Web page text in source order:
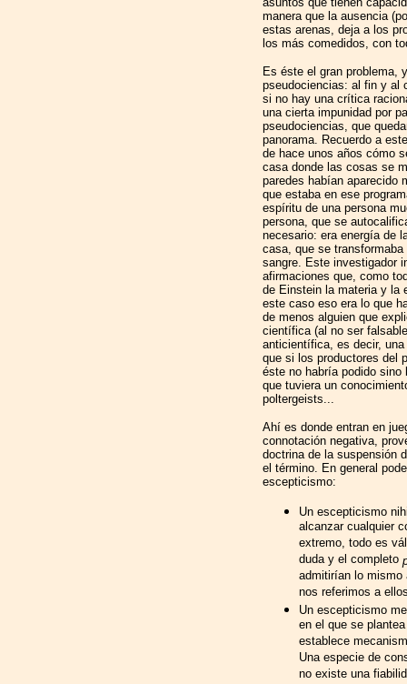
manera que la ausencia
estas arenas, deja a los
los más comedidos, con
Es éste el gran problema,
pseudociencias: al fin y al
si no hay una crítica
una cierta impunidad por
pseudociencias, que
panorama. Recuerdo a
de hace unos años cómo
casa donde las cosas se
paredes habían aparecido
que estaba en ese
espíritu de una persona
persona, que se
necesario: era energía de
casa, que se
sangre. Este investigador
afirmaciones que, como
de Einstein la materia y la
este caso eso era lo que
de menos alguien que
científica (al no ser
anticientífica, es decir,
que si los productores del
éste no habría podido
que tuviera un
poltergeists...
Ahí es donde entran en
connotación negativa,
doctrina de la suspensión
el término. En general
escepticismo:
Un escepticismo
alcanzar cualquier
extremo, todo es
duda y el completo
admitirían lo mismo
nos referimos a
Un escepticismo
en el que se
establece
Una especie de
no existe una